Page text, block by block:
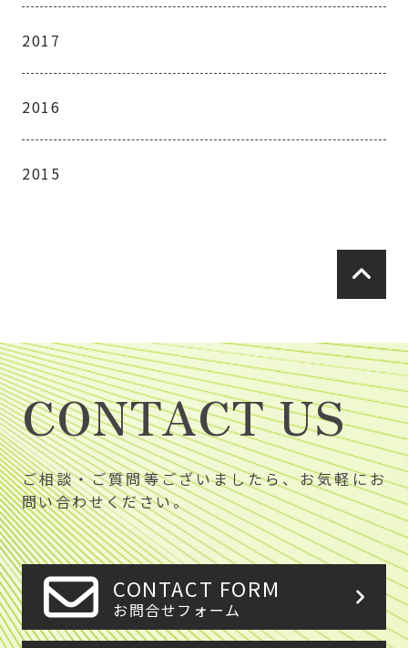
2017
2016
2015
CONTACT US
ご相談・ご質問等ございましたら、お気軽にお
問い合わせください。
CONTACT FORM
お問合せフォーム